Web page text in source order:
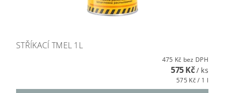
STŘÍKACÍ TMEL 1L
475 Kč bez DPH
575 Kč/ ks
575 Kč / 1 l